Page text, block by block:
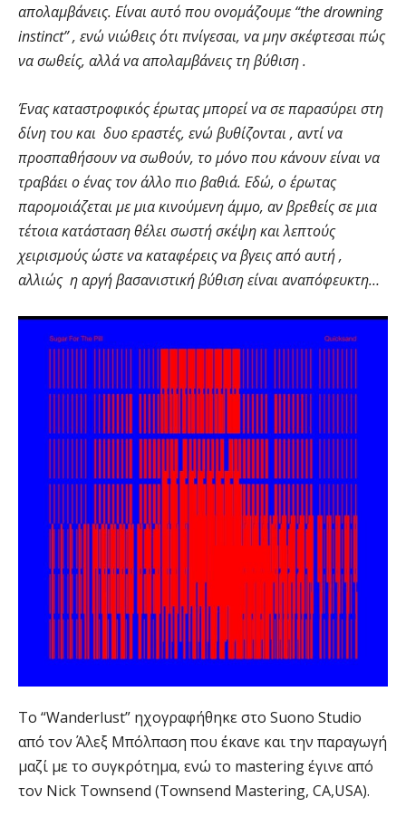
απολαμβάνεις. Είναι αυτό που ονομάζουμε “the drowning
instinct” , ενώ νιώθεις ότι πνίγεσαι, να μην σκέφτεσαι πώς
να σωθείς, αλλά να απολαμβάνεις τη βύθιση .
Ένας καταστροφικός έρωτας μπορεί να σε παρασύρει στη
δίνη του και δυο εραστές, ενώ βυθίζονται , αντί να
προσπαθήσουν να σωθούν, το μόνο που κάνουν είναι να
τραβάει ο ένας τον άλλο πιο βαθιά. Εδώ, ο έρωτας
παρομοιάζεται με μια κινούμενη άμμο, αν βρεθείς σε μια
τέτοια κατάσταση θέλει σωστή σκέψη και λεπτούς
χειρισμούς ώστε να καταφέρεις να βγεις από αυτή ,
αλλιώς η αργή βασανιστική βύθιση είναι αναπόφευκτη…
Το “Wanderlust” ηχογραφήθηκε στο Suono Studio
από τον Άλεξ Μπόλπαση που έκανε και την παραγωγή
μαζί με το συγκρότημα, ενώ το mastering έγινε από
τον Nick Townsend (Townsend Mastering, CA,USA).